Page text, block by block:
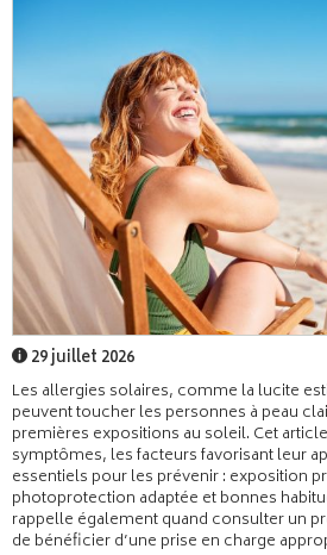
29 juillet 2026
Les allergies solaires, comme la lucite
peuvent toucher les personnes à peau
premières expositions au soleil. Cet
symptômes, les facteurs favorisant leur
essentiels pour les prévenir : exposition
photoprotection adaptée et bonnes
rappelle également quand consulter un
de bénéficier d’une prise en charge